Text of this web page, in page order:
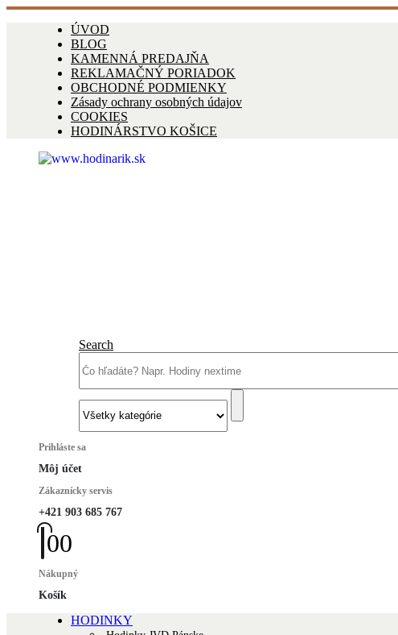
ÚVOD
BLOG
KAMENNÁ PREDAJŇA
REKLAMAČNÝ PORIADOK
OBCHODNÉ PODMIENKY
Zásady ochrany osobných údajov
COOKIES
HODINÁRSTVO KOŠICE
Search
Prihláste sa
Môj účet
Zákaznícky servis
+421 903 685 767
00
Nákupný
Košík
HODINKY